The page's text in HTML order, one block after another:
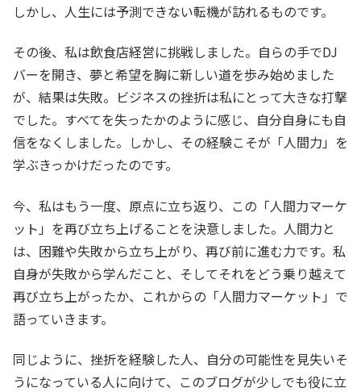
しかし、人生には予測できない転機が訪れるものです。
その後、私は飲食店経営に挑戦しました。自らの手でDJ
バーを開き、夢と希望を胸に新しい道を歩み始めました
が、結果は失敗。ビジネスの挫折は私にとって大きな打撃
でした。すべてを失ったかのように感じ、自分自身にも自
信をなくしました。しかし、その経験こそが「人間力」を
学ぶきっかけだったのです。
今、私はもう一度、原点に立ち返り、この「人間力マーケ
ット」を再び立ち上げることを決意しました。人間力と
は、困難や失敗から立ち上がり、再び前に進む力です。私
自身が失敗から学んだこと、そしてそれをどう乗り越えて
再び立ち上がったか、これからの「人間力マーケット」で
語っていきます。
同じように、挫折を経験した人、自分の可能性を見失いそ
うになっている人に向けて、このブログが少しでも役に立